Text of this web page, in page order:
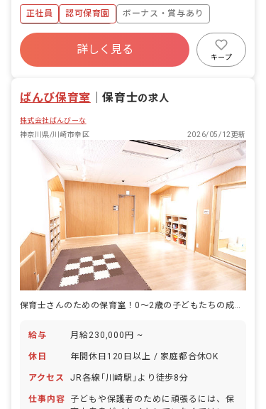
ラス 6名 1歳児クラス 16名 2歳児ク
ラス 18名 3歳児クラス 20名 4歳児ク
ラス 20名 5歳児クラス 20名 ■保育理
念（保育への想い・大切にしていること
など） ・こどもたちのありのままを愛す
る保育 ・こどもたちの一瞬一瞬を大切に
つける保育 保育園で起こる小さな出来事
行なっています。 また、保育園に通う1
人ひとりの「その子らしさ」を大切に、
子どもたちのありのままを思いっきり愛
しています。
正社員 認可保育園
ボーナス・賞与あり
年間休日120日以上
寮・住宅・家賃補助あり
社会保険完備
昇給昇進あり
詳しく見る
キープ
ばんび保育室 ｜保育士の求人
株式会社ばんびーな
神奈川県/川崎市幸区
2026/05/12更新
保育士さんのための保育室！0～2歳の子どもたちの成長を見守りませんか？
給与 月給230,000円 ~
休日 年間休日120日以上 / 家庭都合休OK
アクセス JR各線｢川崎駅｣より徒歩8分
仕事内容
子どもや保護者のために頑張るには、保